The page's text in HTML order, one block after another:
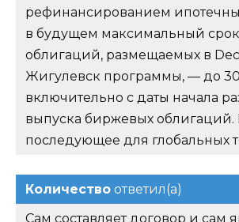
рефинансированием
в будущем максимальный
облигаций, размещаемых в
Жигулевск программы, — до
включительно с даты начала
выпуска биржевых
последующее для глобальных
Количество ответил(а)
Сам составляет договор и сам